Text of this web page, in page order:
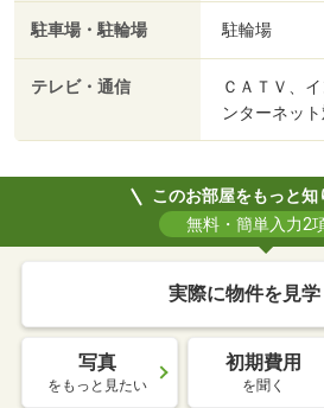
駐車場・駐輪場 駐輪場
テレビ・通信
ＣＡＴＶ、
ンターネッ
このお部屋をもっと知
無料・簡単入力2
実際に物件を見学
写真
をもっと見たい
初期費用
を聞く